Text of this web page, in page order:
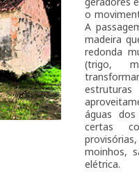
o
A
madeira
redonda
(trigo,
águas
certas
moinhos,
elétrica.